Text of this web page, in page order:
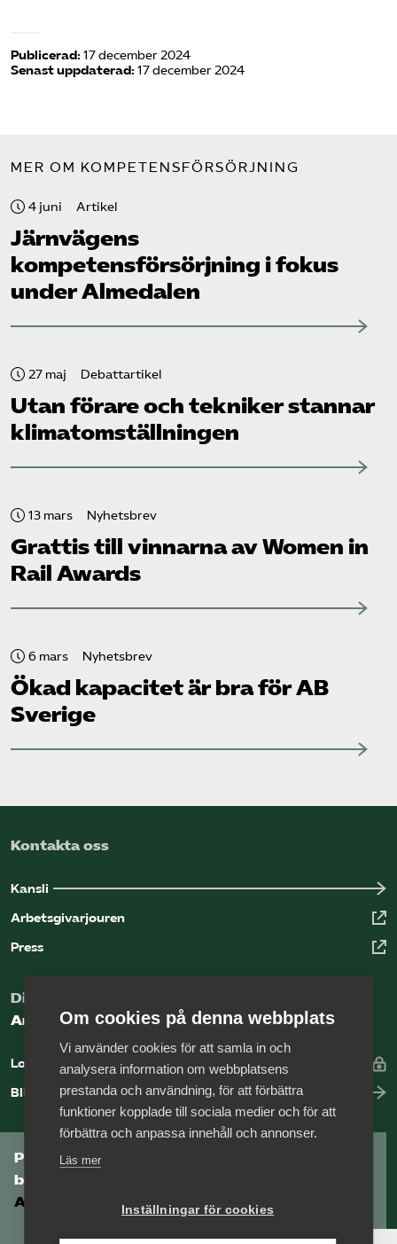
Publicerad: 17 december 2024
Senast uppdaterad: 17 december 2024
MER OM KOMPETENSFÖRSÖRJNING
4 juni Artikel
Järnvägens
kompetensförsörjning i fokus
under Almedalen
27 maj Debattartikel
Utan förare och tekniker stannar
klimat­omställningen
13 mars Nyhetsbrev
Grattis till vinnarna av Women in
Rail Awards
6 mars Nyhetsbrev
Ökad kapacitet är bra för AB
Sverige
Kontakta oss
Kansli
Arbetsgivarjouren
Press
Digital kunskapsbank för arbetsgivare
Arbetsgivarguiden
Logga in
Bli medlem
Prenumerera på Tågföretagens
branschnyhetsbrev
Aktuell info direkt i din inkorg.
Om cookies på denna webbplats
Vi använder cookies för att samla in och
analysera information om webbplatsens
prestanda och användning, för att förbättra
funktioner kopplade till sociala medier och för att
förbättra och anpassa innehåll och annonser.
Läs mer
Inställningar för cookies